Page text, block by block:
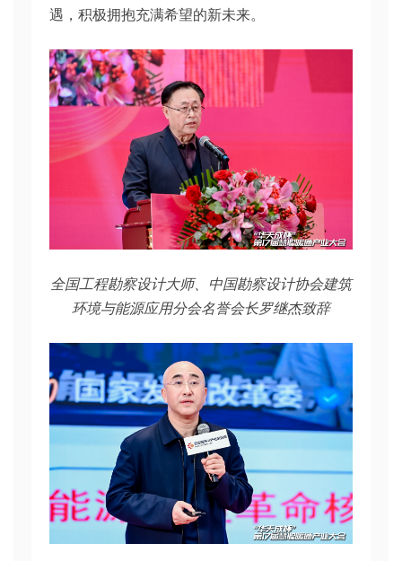
遇，积极拥抱充满希望的新未来。
全国工程勘察设计大师、中国勘察设计协会建筑
环境与能源应用分会名誉会长罗继杰致辞